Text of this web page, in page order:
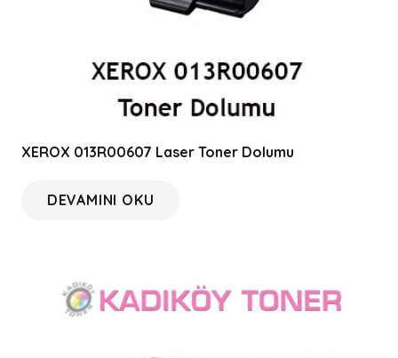
XEROX 013R00607 Laser Toner Dolumu
DEVAMINI OKU